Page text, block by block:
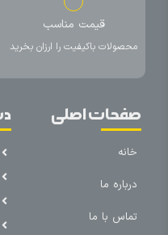
قیمت مناسب
محصولات باکیفیت را ارزان بخرید
صفحات اصلی
خانه
درباره ما
تماس با ما